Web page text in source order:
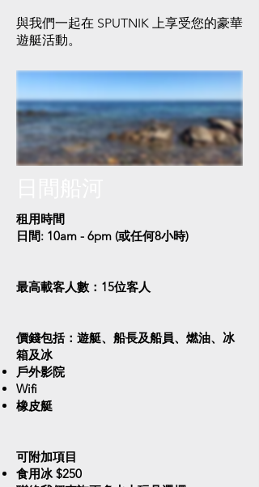
與我們一起在 SPUTNIK 上享受您的豪華
遊艇活動。
租用時間
日間: 10am - 6pm (或任何8小時)
最高載客人數：15位客人
價錢包括：遊艇、船長及船員、燃油、冰
箱及冰
戶外影院
Wifi
橡皮艇
可附加項目​
食用冰 $250